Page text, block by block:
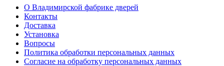
О Владимирской фабрике дверей
Контакты
Доставка
Установка
Вопросы
Политика обработки персональных данных
Согласие на обработку персональных данных